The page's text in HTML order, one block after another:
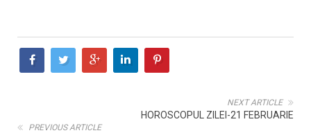
NEXT ARTICLE
HOROSCOPUL ZILEI-21 FEBRUARIE
PREVIOUS ARTICLE